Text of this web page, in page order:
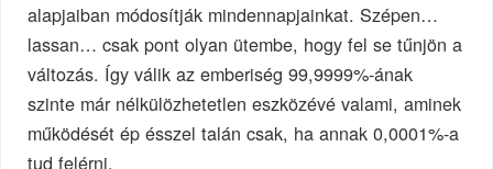
alapjaiban módosítják mindennapjainkat. Szépen…
lassan… csak pont olyan ütembe, hogy fel se tűnjön a
változás. Így válik az emberiség 99,9999%-ának
szinte már nélkülözhetetlen eszközévé valami, aminek
működését ép ésszel talán csak, ha annak 0,0001%-a
tud felérni.